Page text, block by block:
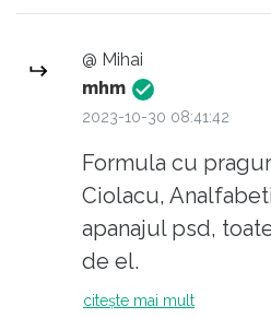
și/sau scad încasările la
socialistă à la Ciolacu…
@ Mihai
mhm
2023-10-30 08:41:42
Formula cu
Ciolacu,
apanajul psd,
de el.
citește mai mult